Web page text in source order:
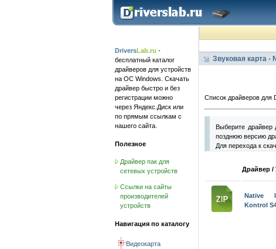
DriversLab.ru -
бесплатный каталог
драйверов для устройств
на ОС Windows. Скачать
драйвер быстро и без
регистрации можно
через Яндекс.Диск или
по прямым ссылкам с
нашего сайта.
Полезное
Драйвер пак для
сетевых устройств
Ссылки на сайты
производителей
устройств
Навигация по каталогу
Видеокарта
Звуковая карта -
Список драйверов для
Выберите драйвер
позднюю версию
Для перехода к
Драйвер /
Native
Kontrol